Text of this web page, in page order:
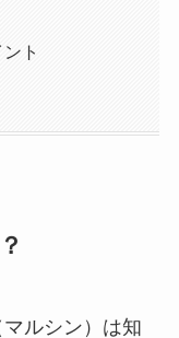
ト
ルシン）は知